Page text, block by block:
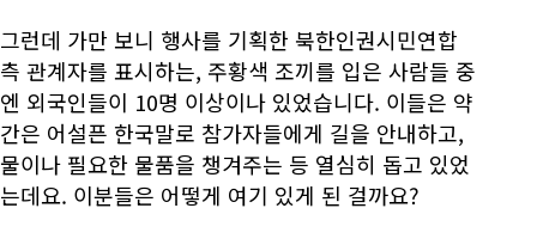
그런데 가만 보니 행사를 기획한 북한인권시민연합
측 관계자를 표시하는, 주황색 조끼를 입은 사람들 중
엔 외국인들이 10명 이상이나 있었습니다. 이들은 약
간은 어설픈 한국말로 참가자들에게 길을 안내하고,
물이나 필요한 물품을 챙겨주는 등 열심히 돕고 있었
는데요. 이분들은 어떻게 여기 있게 된 걸까요?